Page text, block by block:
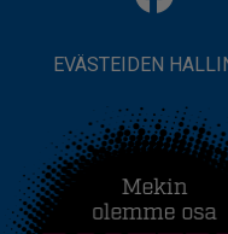
EVÄSTEIDEN